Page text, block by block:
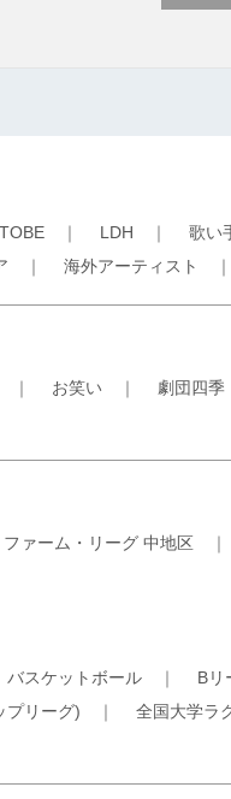
TOBE ｜ LDH ｜ 歌い
｜ 海外アーティスト
｜ お笑い ｜ 劇団四季
ファーム・リーグ 中地区
バスケットボール ｜ Bリ
プリーグ) ｜ 全国大学ラ